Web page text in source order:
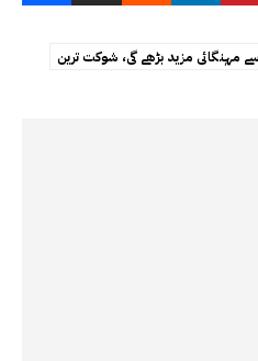
مہنگائی مزید بڑھے گی، شوکت ترین